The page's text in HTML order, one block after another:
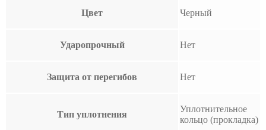
Цвет Черный
Ударопрочный Нет
Защита от перегибов Нет
Тип уплотнения
Уплотнительное
кольцо (прокладка)